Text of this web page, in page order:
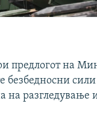
предлогот на
на разгледување